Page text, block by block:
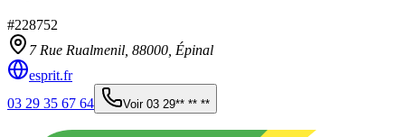
#228752
7 Rue Rualmenil, 88000 Épinal
esprit.fr
03 29 35 67 64
Voir 03 29** ** **